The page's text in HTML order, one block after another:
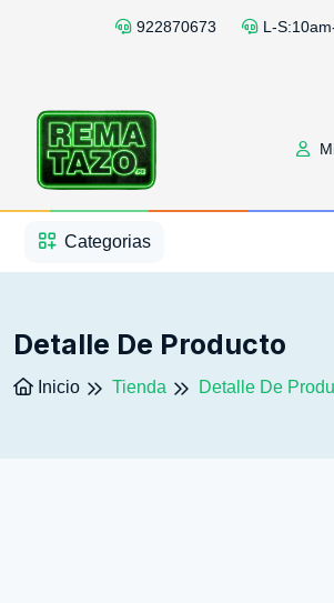
922870673 L-
Categorias
Detalle De Producto
Inicio Tienda Detalle De